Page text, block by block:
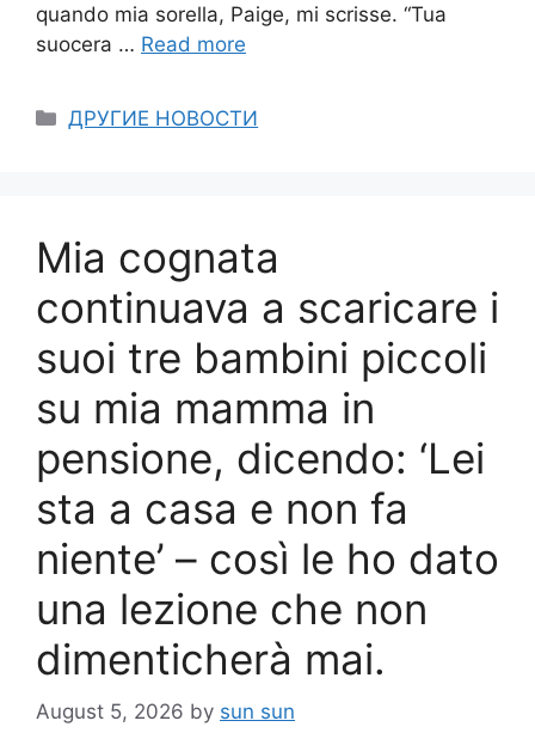
quando mia sorella, Paige, mi scrisse. “Tua
suocera … Read more
Categories
ДРУГИЕ НОВОСТИ
Mia cognata
continuava a scaricare i
suoi tre bambini piccoli
su mia mamma in
pensione, dicendo: ‘Lei
sta a casa e non fa
niente’ – così le ho dato
una lezione che non
dimenticherà mai.
August 5, 2026 by sun sun